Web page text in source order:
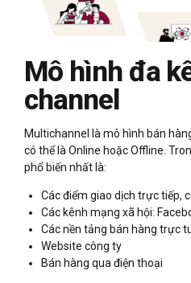
Mô hình đa
channel
Multichannel là mô hình bán
có thể là Online hoặc Offline.
phổ biến nhất là:
Các điểm giao dịch trực tiếp,
Các kênh mạng xã hội:
Các nền tảng bán hàng trực
Website công ty
Bán hàng qua điện thoại